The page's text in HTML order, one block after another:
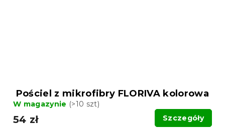
Pościel z mikrofibry FLORIVA kolorowa
W magazynie (>10 szt)
54 zł Szczegóły